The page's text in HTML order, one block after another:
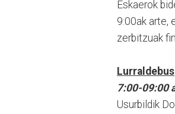
Eskaerok
9:00ak arte,
zerbitzuak
Lurraldebus
7:00-09:00
Usurbildik